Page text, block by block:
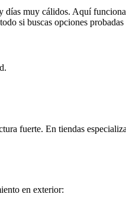
muy cálidos. Aquí
si buscas opciones
fuerte. En tiendas
en exterior: